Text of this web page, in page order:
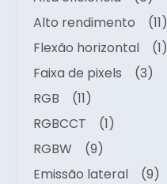
Alto rendimento
(11)
Flexão horizontal
(1)
Faixa de pixels
(3)
RGB
(11)
RGBCCT
(1)
RGBW
(9)
Emissão lateral
(9)